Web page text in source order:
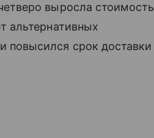
выросла стоимость
альтернативных
срок доставки